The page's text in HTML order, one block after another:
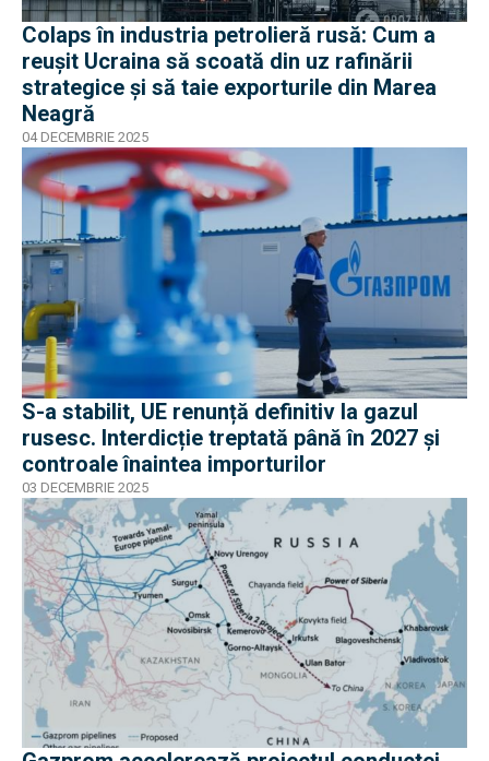
Colaps în industria petrolieră rusă: Cum a
reușit Ucraina să scoată din uz rafinării
strategice și să taie exporturile din Marea
Neagră
04 DECEMBRIE 2025
S-a stabilit, UE renunță definitiv la gazul
rusesc. Interdicție treptată până în 2027 și
controale înaintea importurilor
03 DECEMBRIE 2025